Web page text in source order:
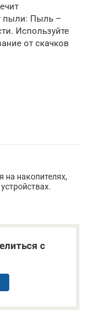
пыли: Пыль –
Используйте
от скачков
на накопителях,
с